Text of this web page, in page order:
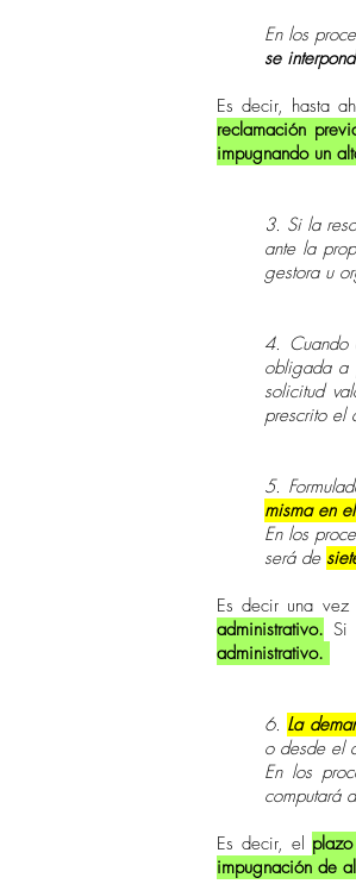
En los
se
Es decir, hasta
reclamación
impugnando un
3. Si la
ante la
gestora u
4. Cuando
obligada a
solicitud
prescrito el
5.
misma en
En los
será de
Es decir una vez
administrativo. Si
administrativo.
6. La
o desde el
En los
computará
Es decir, el
impugnación de